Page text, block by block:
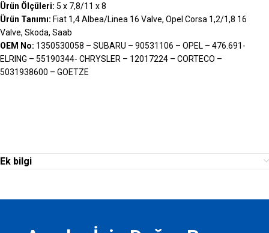
Ürün Ölçüleri: 5 x 7,8/11 x 8
Ürün Tanımı: Fiat 1,4 Albea/Linea 16 Valve, Opel Corsa 1,2/1,8 16
Valve, Skoda, Saab
OEM No: 1350530058 – SUBARU – 90531106 – OPEL – 476.691-
ELRING – 55190344- CHRYSLER – 12017224 – CORTECO –
5031938600 – GOETZE
Ek bilgi